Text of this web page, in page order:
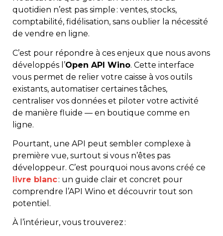
quotidien n’est pas simple : ventes, stocks,
comptabilité, fidélisation, sans oublier la nécessité
de vendre en ligne.
C’est pour répondre à ces enjeux que nous avons
développés l’Open API Wino. Cette interface
vous permet de relier votre caisse à vos outils
existants, automatiser certaines tâches,
centraliser vos données et piloter votre activité
de manière fluide — en boutique comme en
ligne.
Pourtant, une API peut sembler complexe à
première vue, surtout si vous n’êtes pas
développeur. C’est pourquoi nous avons créé ce
livre blanc: un guide clair et concret pour
comprendre l’API Wino et découvrir tout son
potentiel.
À l’intérieur, vous trouverez :